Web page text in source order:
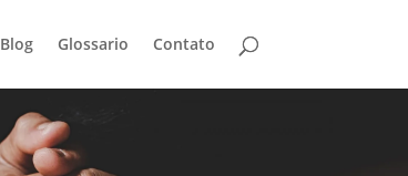
Blog Glossario Contato